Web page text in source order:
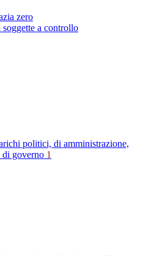
zero
a controllo
politici, di amministrazione,
di governo 1